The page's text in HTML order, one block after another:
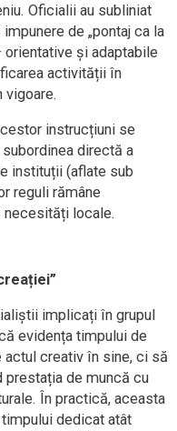
Oficialii au subliniat
de „pontaj ca la
și adaptabile
activității în
instrucțiuni se
directă a
instituții (aflate sub
reguli rămâne
necesități locale.
implicați în grupul
evidența timpului de
creativ în sine, ci să
de muncă cu
În practică, aceasta
dedicat atât